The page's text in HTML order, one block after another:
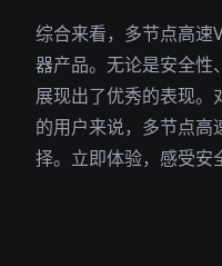
综合来看，多节点高
器产品。无论是安全性
展现出了优秀的表现
的用户来说，多节点高
择。立即体验，感受安